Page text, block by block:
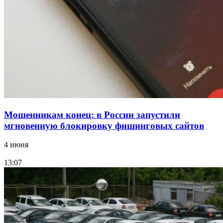
Волгоградские компании нарастили экспорт:
заключены контракты на 3,6 млн долларов
Мошенникам конец: в России запустили
мгновенную блокировку фишинговых сайтов
4 июня
13:07